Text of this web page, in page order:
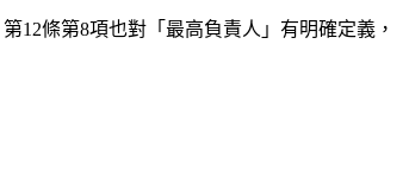
第12條第8項也對「最高負責人」有明確定義，